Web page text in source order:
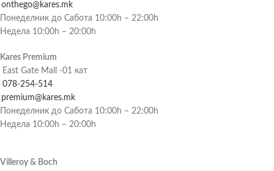
onthego@kares.mk
Понеделник до Сабота 10:00h – 22:00h
Недела 10:00h – 20:00h
Kares Premium
East Gate Mall -01 кат
078-254-514
premium@kares.mk
Понеделник до Сабота 10:00h – 22:00h
Недела 10:00h – 20:00h
Villeroy & Boch